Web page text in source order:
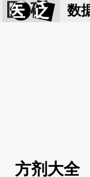
医 砭 数
方剂大全